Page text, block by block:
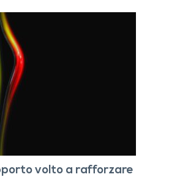
volto a rafforzare